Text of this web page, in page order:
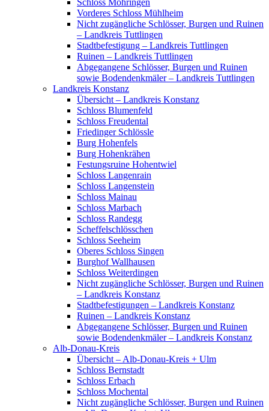
Schloss Möhringen
Vorderes Schloss Mühlheim
Nicht zugängliche Schlösser, Burgen und Ruinen
– Landkreis Tuttlingen
Stadtbefestigung – Landkreis Tuttlingen
Ruinen – Landkreis Tuttlingen
Abgegangene Schlösser, Burgen und Ruinen
sowie Bodendenkmäler – Landkreis Tuttlingen
Landkreis Konstanz
Übersicht – Landkreis Konstanz
Schloss Blumenfeld
Schloss Freudental
Friedinger Schlössle
Burg Hohenfels
Burg Hohenkrähen
Festungsruine Hohentwiel
Schloss Langenrain
Schloss Langenstein
Schloss Mainau
Schloss Marbach
Schloss Randegg
Scheffelschlösschen
Schloss Seeheim
Oberes Schloss Singen
Burghof Wallhausen
Schloss Weiterdingen
Nicht zugängliche Schlösser, Burgen und Ruinen
– Landkreis Konstanz
Stadtbefestigungen – Landkreis Konstanz
Ruinen – Landkreis Konstanz
Abgegangene Schlösser, Burgen und Ruinen
sowie Bodendenkmäler – Landkreis Konstanz
Alb-Donau-Kreis
Übersicht – Alb-Donau-Kreis + Ulm
Schloss Bernstadt
Schloss Erbach
Schloss Mochental
Nicht zugängliche Schlösser, Burgen und Ruinen